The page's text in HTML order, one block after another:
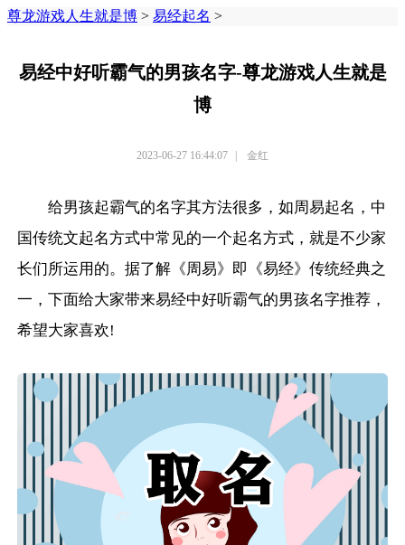
尊龙游戏人生就是博 > 易经起名 >
易经中好听霸气的男孩名字-尊龙游戏人生就是
博
2023-06-27 16:44:07 | 金红
给男孩起霸气的名字其方法很多，如周易起名，中
国传统文起名方式中常见的一个起名方式，就是不少家
长们所运用的。据了解《周易》即《易经》传统经典之
一，下面给大家带来易经中好听霸气的男孩名字推荐，
希望大家喜欢!